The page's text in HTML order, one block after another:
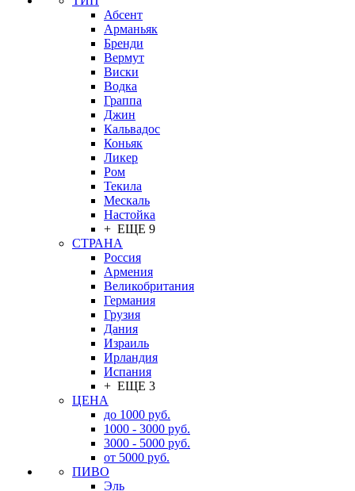
Абсент
Арманьяк
Бренди
Вермут
Виски
Водка
Граппа
Джин
Кальвадос
Коньяк
Ликер
Ром
Текила
Мескаль
Настойка
+ ЕЩЕ 9
СТРАНА
Россия
Армения
Великобритания
Германия
Грузия
Дания
Израиль
Ирландия
Испания
+ ЕЩЕ 3
ЦЕНА
до 1000 руб.
1000 - 3000 руб.
3000 - 5000 руб.
от 5000 руб.
ПИВО
Эль